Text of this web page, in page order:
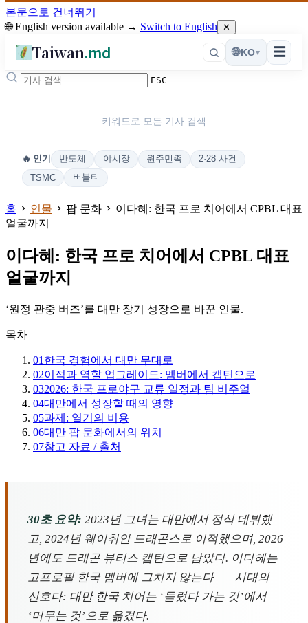
본문으로 건너뛰기
🌐 English version available → Switch to English ✕
Taiwan.md ☰
🌐KO▾
ESC
키워드로 모든 기사 검색
🔥 인기 반도체 야시장 원주민족
2·28 사건
TSMC
버블티
홈 인물 팝 문화
이다혜: 한국 프로 치어에서 CPBL 대표
얼굴까지
이다혜: 한국 프로 치어에서 CPBL 대표
얼굴까지
‘원정 관중 버즈’를 대만 장기 성장으로 바꾼 인물.
목차
01 한국 경험에서 대만 무대로
02이적과 역할 업그레이드: 멤버에서 캡틴으로
032026: 한국 프로야구 교류 일정과 팀 비주얼
04대만에서 성장할 때의 영향
05과제: 열기의 비용
06대만 팝 문화에서의 위치
07참고 자료 / 출처
30초 요약: 2023년 그녀는 대만에서 정식 데뷔했
고, 2024년 웨이취안 드래곤스로 이적했으며, 2026
년에도 드래곤 뷰티스 캡틴으로 남았다. 이다혜는
고프로필 한국 멤버에 그치지 않는다——시대의
신호다: 대만 한국 치어는 ‘들렀다 가는 것’에서
‘머무는 것’으로 옮겼다.